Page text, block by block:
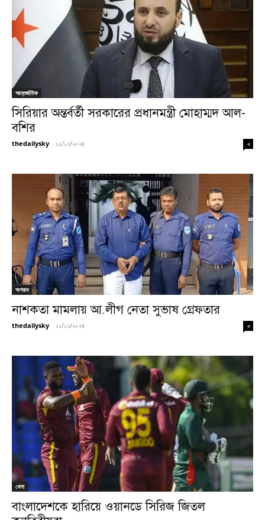
আন্তর্জাতিক
সিরিয়ার অন্তর্বর্তী সরকারের প্রধানমন্ত্রী মোহাম্মদ আল-
বশির
thedailysky - ১১/১২/২০২৪ ০
অপরাধ
নাশকতা মামলায় আ.লীগ নেতা সুভাষ গ্রেফতার
thedailysky - ১১/১২/২০২৪ ০
খেলা
বাংলাদেশকে হারিয়ে ওয়ানডে সিরিজ জিতল